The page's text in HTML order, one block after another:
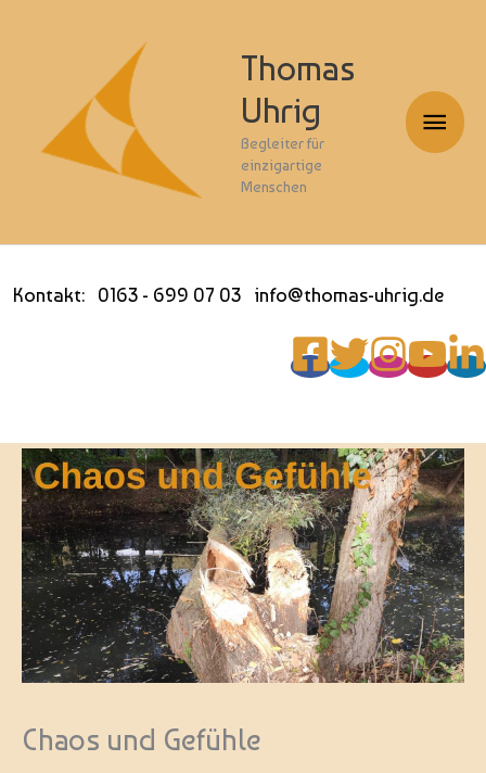
Thomas
Uhrig
Begleiter für
einzigartige
Menschen
Kontakt: 0163 - 699 07 03 info@thomas-uhrig.de
Chaos und Gefühle